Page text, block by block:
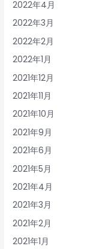
2022年4月
2022年3月
2022年2月
2022年1月
2021年12月
2021年11月
2021年10月
2021年9月
2021年6月
2021年5月
2021年4月
2021年3月
2021年2月
2021年1月